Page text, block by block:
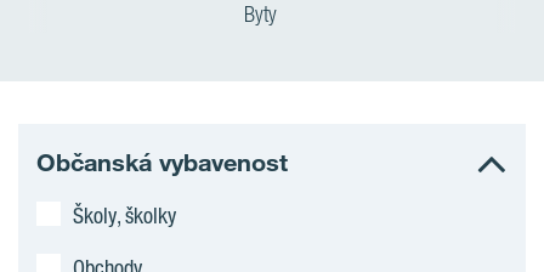
Byty
Občanská vybavenost
Školy, školky